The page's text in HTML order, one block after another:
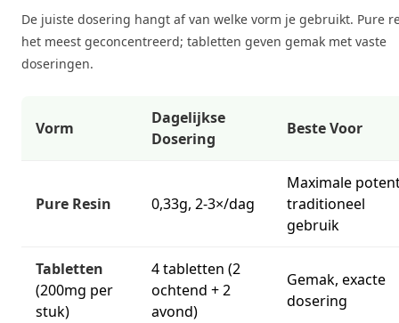
De juiste dosering hangt af van welke vorm je gebruikt. Pure
het meest geconcentreerd; tabletten geven gemak met vaste
doseringen.
Vorm
Dagelijkse
Dosering
Beste Voor
Pure Resin 0,33g, 2-3×/dag
Maximale
traditioneel
gebruik
Tabletten
(200mg per
stuk)
4 tabletten (2
ochtend + 2
avond)
Gemak, exacte
dosering